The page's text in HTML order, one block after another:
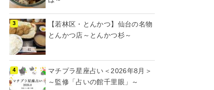
【若林区・とんかつ】仙台の名物
とんかつ店～とんかつ杉～
マチプラ星座占い＜2026年8月＞
～監修「占いの館千里眼」～